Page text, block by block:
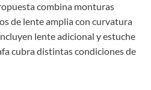
combina monturas
de lente amplia con curvatura
lente adicional y estuche
cubra distintas condiciones de